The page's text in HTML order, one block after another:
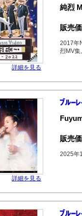
詳細を見る
純烈
販売
2017年
烈MV集
詳細を見る
販売
2025年